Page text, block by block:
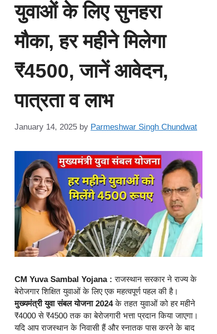
युवाओं के लिए सुनहरा
मौका, हर महीने मिलेगा
₹4500, जानें आवेदन,
पात्रता व लाभ
January 14, 2025 by Parmeshwar Singh Chundwat
CM Yuva Sambal Yojana :राजस्थान सरकार ने राज्य के
बेरोजगार शिक्षित युवाओं के लिए एक महत्वपूर्ण पहल की है।
मुख्यमंत्री युवा संबल योजना 2024के तहत युवाओं को हर महीने
₹4000 से ₹4500 तक का बेरोजगारी भत्ता प्रदान किया जाएगा।
यदि आप राजस्थान के निवासी हैं और स्नातक पास करने के बाद